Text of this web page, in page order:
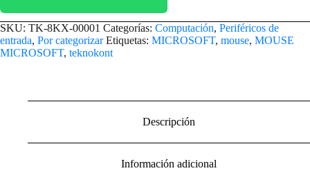
SKU: TK-8KX-00001 Categorías: Computación, Periféricos de
entrada, Por categorizar Etiquetas: MICROSOFT, mouse, MOUSE
MICROSOFT, teknokont
Descripción
Información adicional